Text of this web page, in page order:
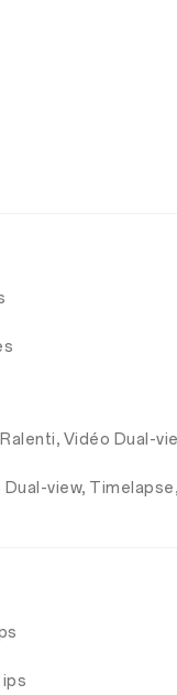
Vidéo Dual-
view,